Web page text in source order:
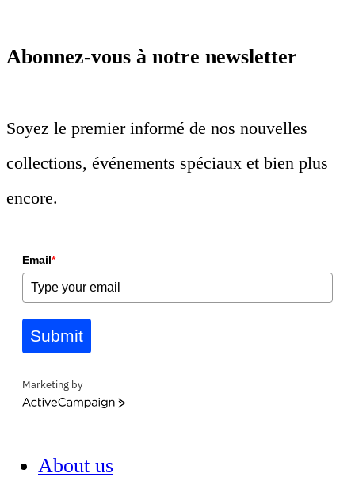
Abonnez-vous à notre newsletter
Soyez le premier informé de nos nouvelles
collections, événements spéciaux et bien plus
encore.
Email*
Submit
Marketing by
ActiveCampaign
About us